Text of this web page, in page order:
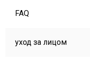
FAQ
уход за лицом